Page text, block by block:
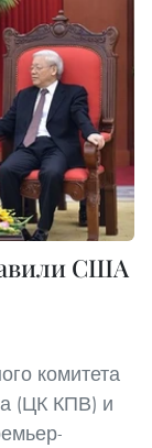
США
комитета
(ЦК КПВ) и